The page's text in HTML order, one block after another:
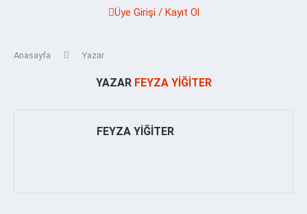
Üye Girişi / Kayıt Ol
Anasayfa Yazar
YAZAR FEYZA YIĞITER
FEYZA YIĞITER